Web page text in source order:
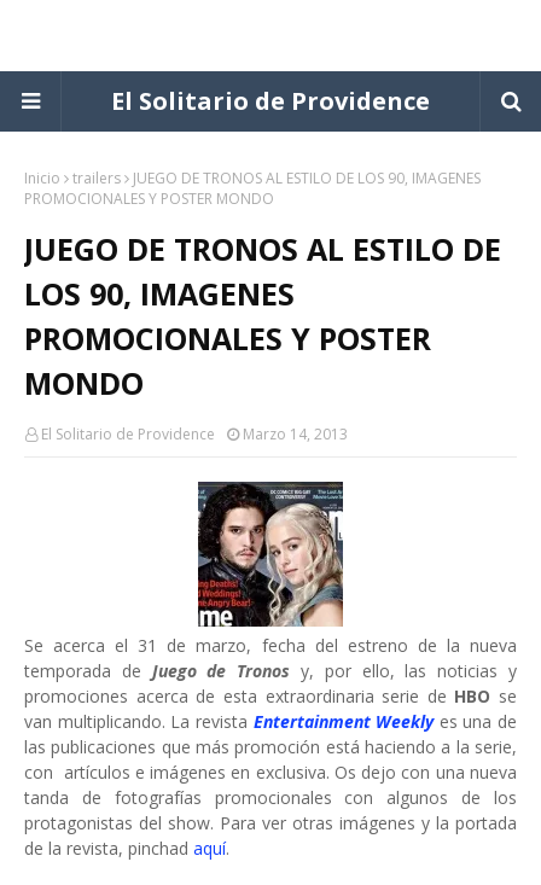
El Solitario de Providence
Inicio trailers
JUEGO DE TRONOS AL ESTILO DE LOS 90, IMAGENES
PROMOCIONALES Y POSTER MONDO
JUEGO DE TRONOS AL ESTILO DE
LOS 90, IMAGENES
PROMOCIONALES Y POSTER
MONDO
El Solitario de Providence Marzo 14, 2013
Se acerca el 31 de marzo, fecha del estreno de la nueva
temporada de Juego de Tronos y, por ello, las noticias y
promociones acerca de esta extraordinaria serie de HBO se
van multiplicando. La revista Entertainment Weeklyes una de
las publicaciones que más promoción está haciendo a la serie,
con artículos e imágenes en exclusiva. Os dejo con una nueva
tanda de fotografías promocionales con algunos de los
protagonistas del show. Para ver otras imágenes y la portada
de la revista, pinchad aquí.